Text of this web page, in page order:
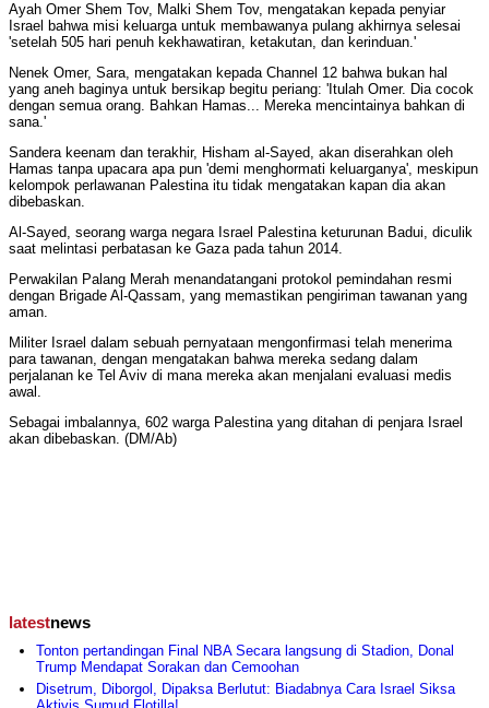
Ayah Omer Shem Tov, Malki Shem Tov, mengatakan kepada penyiar
Israel bahwa misi keluarga untuk membawanya pulang akhirnya selesai
'setelah 505 hari penuh kekhawatiran, ketakutan, dan kerinduan.'
Nenek Omer, Sara, mengatakan kepada Channel 12 bahwa bukan hal
yang aneh baginya untuk bersikap begitu periang: 'Itulah Omer. Dia cocok
dengan semua orang. Bahkan Hamas... Mereka mencintainya bahkan di
sana.'
Sandera keenam dan terakhir, Hisham al-Sayed, akan diserahkan oleh
Hamas tanpa upacara apa pun 'demi menghormati keluarganya', meskipun
kelompok perlawanan Palestina itu tidak mengatakan kapan dia akan
dibebaskan.
Al-Sayed, seorang warga negara Israel Palestina keturunan Badui, diculik
saat melintasi perbatasan ke Gaza pada tahun 2014.
Perwakilan Palang Merah menandatangani protokol pemindahan resmi
dengan Brigade Al-Qassam, yang memastikan pengiriman tawanan yang
aman.
Militer Israel dalam sebuah pernyataan mengonfirmasi telah menerima
para tawanan, dengan mengatakan bahwa mereka sedang dalam
perjalanan ke Tel Aviv di mana mereka akan menjalani evaluasi medis
awal.
Sebagai imbalannya, 602 warga Palestina yang ditahan di penjara Israel
akan dibebaskan. (DM/Ab)
latestnews
Tonton pertandingan Final NBA Secara langsung di Stadion, Donal
Trump Mendapat Sorakan dan Cemoohan
Disetrum, Diborgol, Dipaksa Berlutut: Biadabnya Cara Israel Siksa